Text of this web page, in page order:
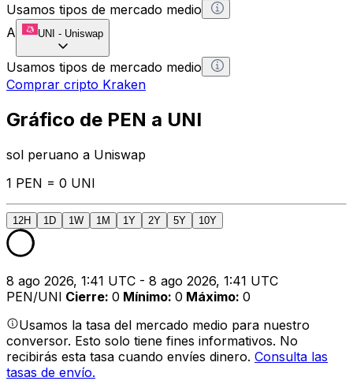
Usamos tipos de mercado medio
A
UNI - Uniswap
Usamos tipos de mercado medio
Comprar cripto Kraken
Gráfico de PEN a UNI
sol peruano a Uniswap
1 PEN = 0 UNI
12H 1D 1W 1M 1Y 2Y 5Y 10Y
8 ago 2026, 1:41 UTC - 8 ago 2026, 1:41 UTC
PEN/UNI Cierre: 0 Mínimo: 0 Máximo: 0
Usamos la tasa del mercado medio para nuestro
conversor. Esto solo tiene fines informativos. No
recibirás esta tasa cuando envíes dinero. Consulta las
tasas de envío.